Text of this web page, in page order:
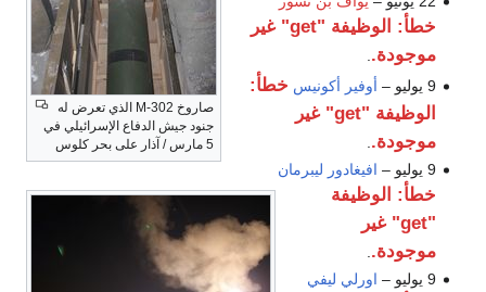
صاروخ M-302 الذي تعرض له
جنود جيش الدفاع الإسرائيلي في
5 مارس / آذار على بحر كلوس
خطأ: الوظيفة "get" غير
موجودة..
9 يوليو –
أوفير أكونيس خطأ:
الوظيفة "get" غير
موجودة.
9 يوليو –
افيغادور ليبرمان
خطأ: الوظيفة
"get" غير
موجودة.
9 يوليو –
اورلي ليفي